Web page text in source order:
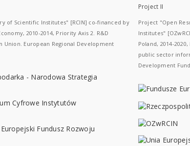
of Scientific Institutes" [RCIN] co-financed by
2010-2014, Priority Axis 2. R&D
Union. European Regional Development
Project II
Project "Open
Institutes"
Poland, 2014-
public sector
Development